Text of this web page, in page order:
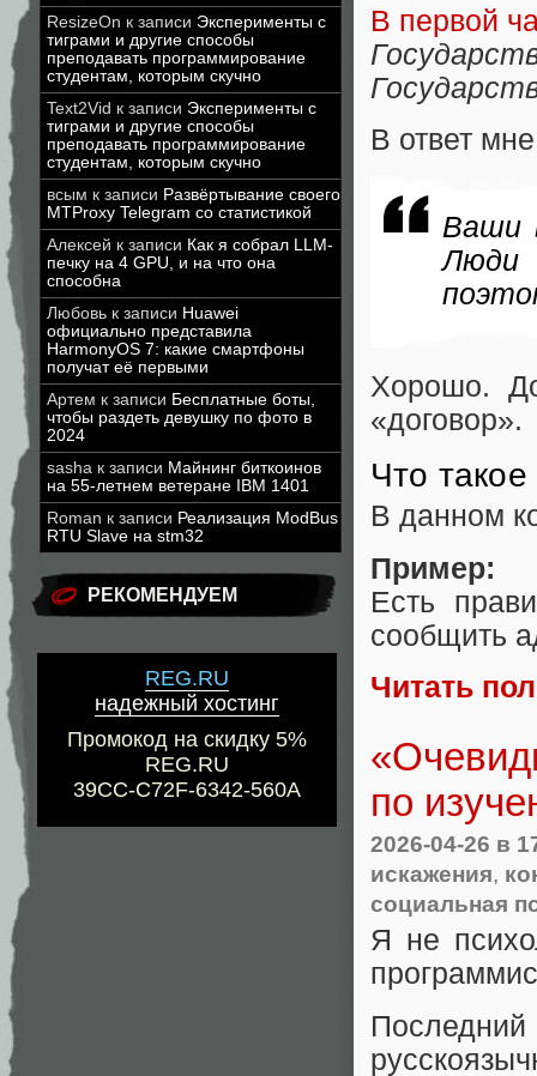
ResizeOn к записи Эксперименты с
тиграми и другие способы
преподавать программирование
студентам, которым скучно
Text2Vid к записи Эксперименты с
тиграми и другие способы
преподавать программирование
студентам, которым скучно
всым к записи Развёртывание своего
MTProxy Telegram со статистикой
Алексей к записи Как я собрал LLM-
печку на 4 GPU, и на что она
способна
Любовь к записи Huawei
официально представила
HarmonyOS 7: какие смартфоны
получат её первыми
Артем к записи Бесплатные боты,
чтобы раздеть девушку по фото в
2024
sasha к записи Майнинг биткоинов
на 55-летнем ветеране IBM 1401
Roman к записи Реализация ModBus
RTU Slave на stm32
РЕКОМЕНДУЕМ
REG.RU
надежный хостинг
Промокод на скидку 5%
REG.RU
39CC-C72F-6342-560A
В первой
В ответ
Ваши
Люди
Хорошо.
«договор».
Что
В данном
Пример:
Есть
сообщить
Читать
по
2026-04-26 в
искажения,
социальная
Я не